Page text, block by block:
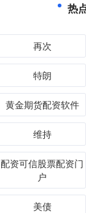
热
再次
特朗
黄金期货配资软件
维持
配资可信股票配资门
户
美债